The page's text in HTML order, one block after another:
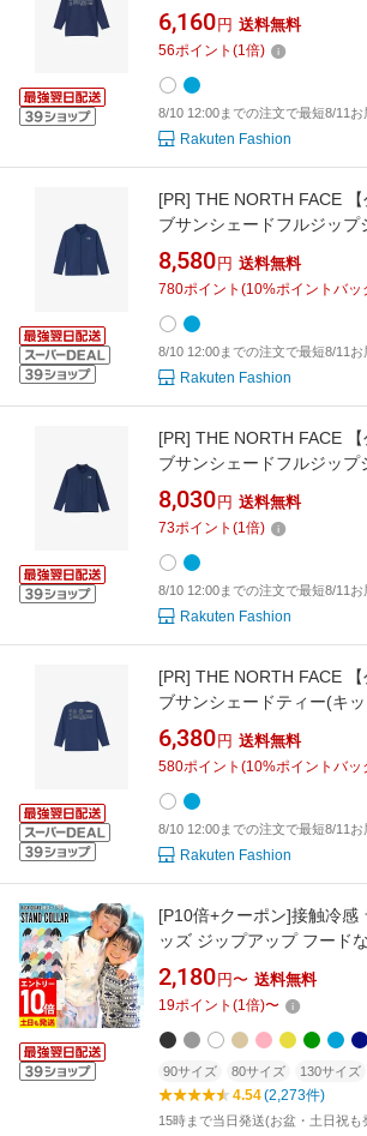
ース・フェイス 水着・スイ
ガード ホワイト ブルー【
6,160 円 送料無料
56ポイント (1倍)
8/10 12:00までの注文で最短8/11お
Rakuten Fashion
[PR] THE NORTH FACE
ブサンシェードフルジップ
ザ・ノース・フェイス 水着
ッシュガード ホワイト ブ
8,580 円 送料無料
780ポイント (10%ポイントバッ
8/10 12:00までの注文で最短8/11お
Rakuten Fashion
[PR] THE NORTH FACE
ブサンシェードフルジップ
トドラー) ザ・ノース・フ
グッズ ラッシュガード ホ
無料】
8,030 円 送料無料
73ポイント (1倍)
8/10 12:00までの注文で最短8/11お
Rakuten Fashion
[PR] THE NORTH FACE
ブサンシェードティー(キ
ェイス 水着・スイムグッズ
ルー ホワイト【送料無料】
6,380 円 送料無料
580ポイント (10%ポイントバッ
8/10 12:00までの注文で最短8/11お
Rakuten Fashion
[P10倍+クーポン]接触冷感
ッズ ジップアップ フード
150サイズ UVカット98％
の子 女の子 水着 HEAZEL
策 18H-RZ3
2,180 円〜 送料無料
19ポイント (1倍)〜
90サイズ 80サイズ 130サイズ
4.54(2,273件)
15時まで当日発送(お盆・土日祝も